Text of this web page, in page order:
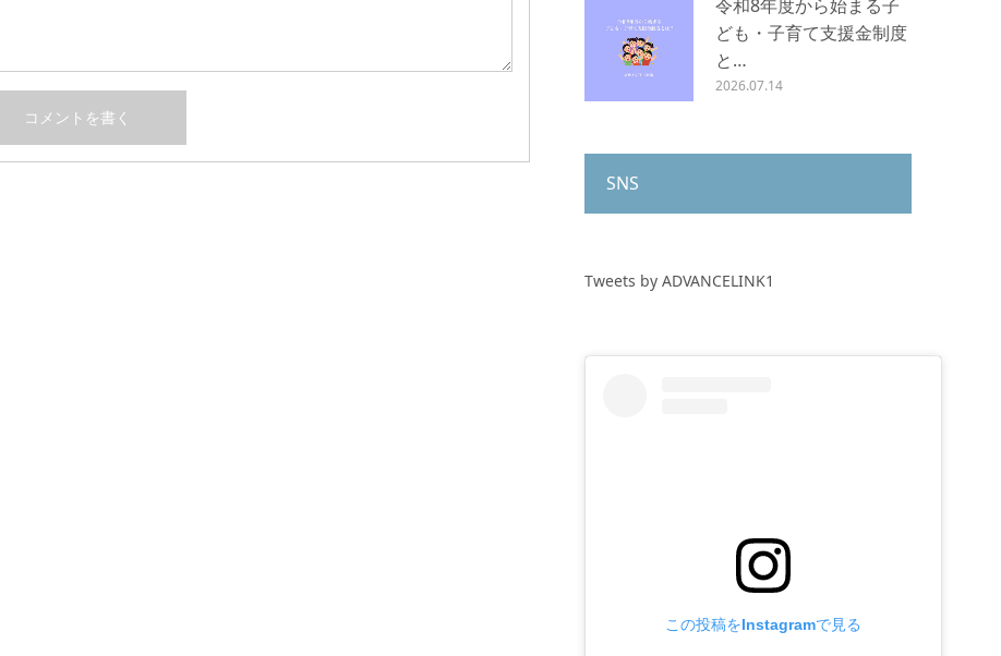
令和8年度から始まる子
ども・子育て支援金制度
と…
2026.07.14
SNS
Tweets by ADVANCELINK1
この投稿をInstagramで見る